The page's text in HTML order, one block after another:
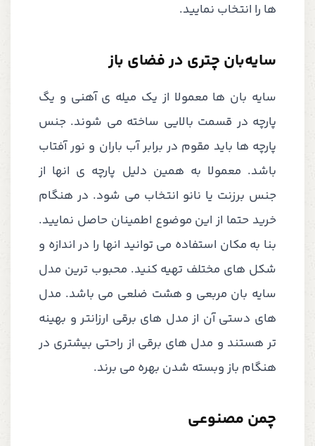
ها را انتخاب نمایید.
سایه‌بان چتری در فضای باز
سایه بان ها معمولا از یک میله ی آهنی و یگ
پارچه در قسمت بالایی ساخته می شوند. جنس
پارچه ها باید مقوم در برابر آب باران و نور آفتاب
باشد. معمولا به همین دلیل پارچه ی انها از
جنس برزنت یا نانو انتخاب می شود. در هنگام
خرید حتما از این موضوع اطمینان حاصل نمایید.
بنا به مکان استفاده می توانید انها را در اندازه و
شکل های مختلف تهیه کنید. محبوب ترین مدل
سایه بان مربعی و هشت ضلعی می باشد. مدل
های دستی آن از مدل های برقی ارزانتر و بهینه
تر هستند و مدل های برقی از راحتی بیشتری در
هنگام باز وبسته شدن بهره می برند.
چمن مصنوعی